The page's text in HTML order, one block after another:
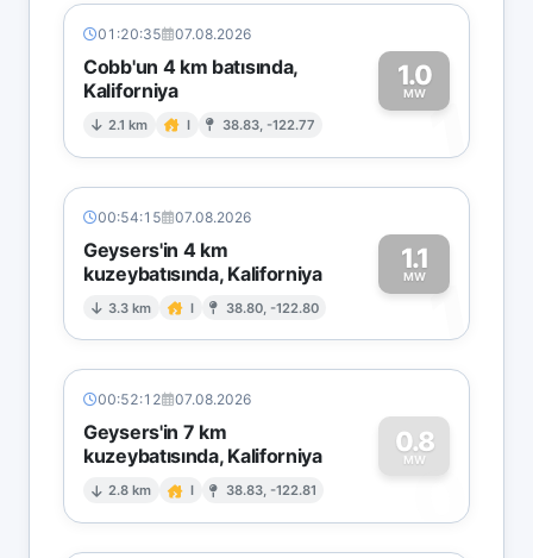
01:20:35 07.08.2026
Cobb'un 4 km batısında,
Kaliforniya
2.1 km I 38.83, -122.77
1.0
MW1
00:54:15 07.08.2026
Geysers'in 4 km
kuzeybatısında, Kaliforniya
3.3 km I 38.80, -122.80
1.1
MW1
00:52:12 07.08.2026
Geysers'in 7 km
kuzeybatısında, Kaliforniya
2.8 km I 38.83, -122.81
0.8
MW
0